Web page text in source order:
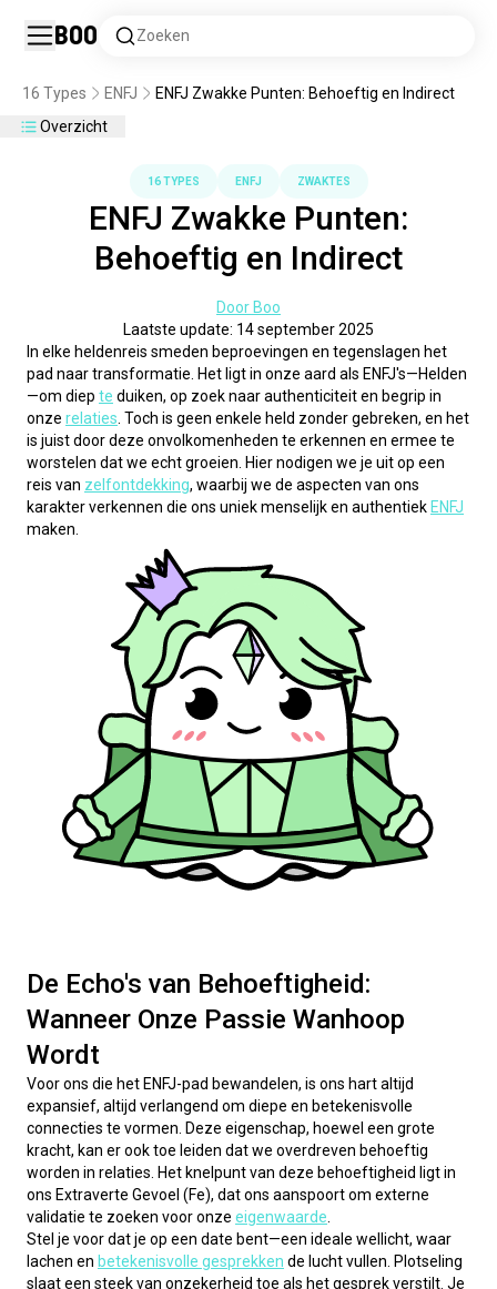
Boo Zoeken
16 Types ENFJ
ENFJ Zwakke Punten: Behoeftig en Indirect
Overzicht
16 TYPES ENFJ ZWAKTES
ENFJ Zwakke Punten:
Behoeftig en Indirect
Door Boo
Laatste update: 14 september 2025
In elke heldenreis smeden beproevingen en tegenslagen het
pad naar transformatie. Het ligt in onze aard als ENFJ's—Helden
—om diep te duiken, op zoek naar authenticiteit en begrip in
onze relaties . Toch is geen enkele held zonder gebreken, en het
is juist door deze onvolkomenheden te erkennen en ermee te
worstelen dat we echt groeien. Hier nodigen we je uit op een
reis van zelfontdekking, waarbij we de aspecten van ons
karakter verkennen die ons uniek menselijk en authentiek ENFJ
maken.
De Echo's van Behoeftigheid:
Wanneer Onze Passie Wanhoop
Wordt
Voor ons die het ENFJ-pad bewandelen, is ons hart altijd
expansief, altijd verlangend om diepe en betekenisvolle
connecties te vormen. Deze eigenschap, hoewel een grote
kracht, kan er ook toe leiden dat we overdreven behoeftig
worden in relaties. Het knelpunt van deze behoeftigheid ligt in
ons Extraverte Gevoel (Fe), dat ons aanspoort om externe
validatie te zoeken voor onze eigenwaarde
Stel je voor dat je op een date bent—een ideale wellicht, waar
lachen en betekenisvolle gesprekken de lucht vullen. Plotseling
slaat een steek van onzekerheid toe als het gesprek verstilt. Je